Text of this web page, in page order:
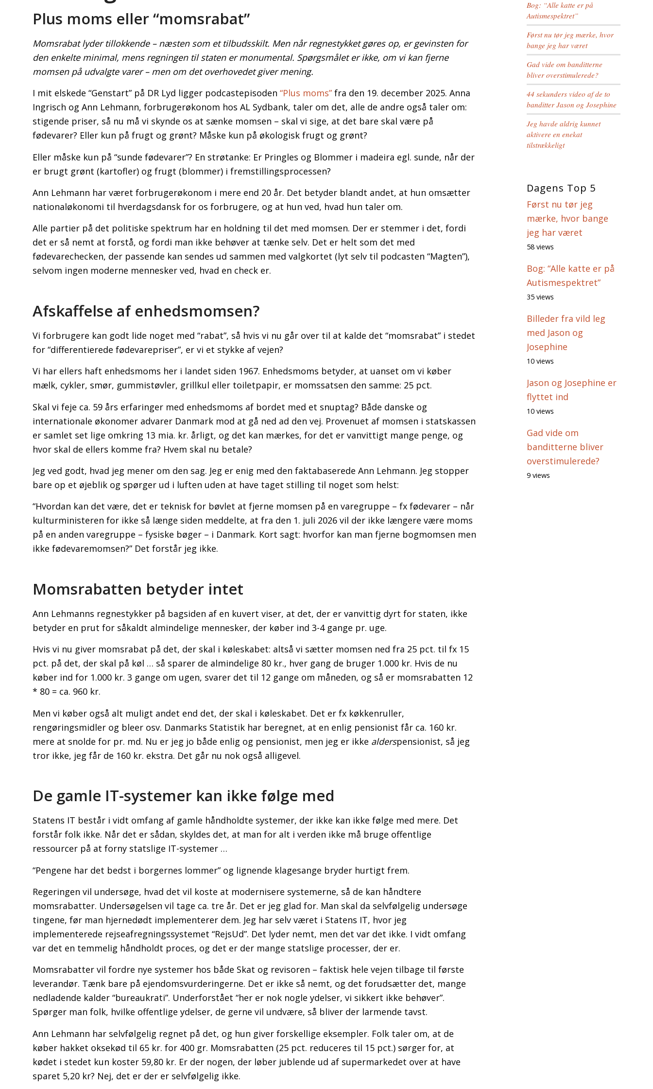
Plus moms eller “momsrabat”
Momsrabat lyder tillokkende – næsten som et tilbudsskilt. Men når regnestykket gøres op, er gevinsten for
den enkelte minimal, mens regningen til staten er monumental. Spørgsmålet er ikke, om vi kan fjerne
momsen på udvalgte varer – men om det overhovedet giver mening.
I mit elskede “Genstart” på DR Lyd ligger podcastepisoden “Plus moms” fra den 19. december 2025. Anna
Ingrisch og Ann Lehmann, forbrugerøkonom hos AL Sydbank, taler om det, alle de andre også taler om:
stigende priser, så nu må vi skynde os at sænke momsen – skal vi sige, at det bare skal være på
fødevarer? Eller kun på frugt og grønt? Måske kun på økologisk frugt og grønt?
Eller måske kun på “sunde fødevarer”? En strøtanke: Er Pringles og Blommer i madeira egl. sunde, når der
er brugt grønt (kartofler) og frugt (blommer) i fremstillingsprocessen?
Ann Lehmann har været forbrugerøkonom i mere end 20 år. Det betyder blandt andet, at hun omsætter
nationaløkonomi til hverdagsdansk for os forbrugere, og at hun ved, hvad hun taler om.
Alle partier på det politiske spektrum har en holdning til det med momsen. Der er stemmer i det, fordi
det er så nemt at forstå, og fordi man ikke behøver at tænke selv. Det er helt som det med
fødevarechecken, der passende kan sendes ud sammen med valgkortet (lyt selv til podcasten “Magten”),
selvom ingen moderne mennesker ved, hvad en check er.
Afskaffelse af enhedsmomsen?
Vi forbrugere kan godt lide noget med “rabat”, så hvis vi nu går over til at kalde det “momsrabat” i stedet
for “differentierede fødevarepriser”, er vi et stykke af vejen?
Vi har ellers haft enhedsmoms her i landet siden 1967. Enhedsmoms betyder, at uanset om vi køber
mælk, cykler, smør, gummistøvler, grillkul eller toiletpapir, er momssatsen den samme: 25 pct.
Skal vi feje ca. 59 års erfaringer med enhedsmoms af bordet med et snuptag? Både danske og
internationale økonomer advarer Danmark mod at gå ned ad den vej. Provenuet af momsen i statskassen
er samlet set lige omkring 13 mia. kr. årligt, og det kan mærkes, for det er vanvittigt mange penge, og
hvor skal de ellers komme fra? Hvem skal nu betale?
Jeg ved godt, hvad jeg mener om den sag. Jeg er enig med den faktabaserede Ann Lehmann. Jeg stopper
bare op et øjeblik og spørger ud i luften uden at have taget stilling til noget som helst:
“Hvordan kan det være, det er teknisk for bøvlet at fjerne momsen på en varegruppe – fx fødevarer – når
kulturministeren for ikke så længe siden meddelte, at fra den 1. juli 2026 vil der ikke længere være moms
på en anden varegruppe – fysiske bøger – i Danmark. Kort sagt: hvorfor kan man fjerne bogmomsen men
ikke fødevaremomsen?” Det forstår jeg ikke.
Momsrabatten betyder intet
Ann Lehmanns regnestykker på bagsiden af en kuvert viser, at det, der er vanvittig dyrt for staten, ikke
betyder en prut for såkaldt almindelige mennesker, der køber ind 3-4 gange pr. uge.
Hvis vi nu giver momsrabat på det, der skal i køleskabet: altså vi sætter momsen ned fra 25 pct. til fx 15
pct. på det, der skal på køl … så sparer de almindelige 80 kr., hver gang de bruger 1.000 kr. Hvis de nu
køber ind for 1.000 kr. 3 gange om ugen, svarer det til 12 gange om måneden, og så er momsrabatten 12
* 80 = ca. 960 kr.
Men vi køber også alt muligt andet end det, der skal i køleskabet. Det er fx køkkenruller,
rengøringsmidler og bleer osv. Danmarks Statistik har beregnet, at en enlig pensionist får ca. 160 kr.
mere at snolde for pr. md. Nu er jeg jo både enlig og pensionist, men jeg er ikke alderspensionist, så jeg
tror ikke, jeg får de 160 kr. ekstra. Det går nu nok også alligevel.
De gamle IT-systemer kan ikke følge med
Statens IT består i vidt omfang af gamle håndholdte systemer, der ikke kan ikke følge med mere. Det
forstår folk ikke. Når det er sådan, skyldes det, at man for alt i verden ikke må bruge offentlige
ressourcer på at forny statslige IT-systemer …
“Pengene har det bedst i borgernes lommer” og lignende klagesange bryder hurtigt frem.
Regeringen vil undersøge, hvad det vil koste at modernisere systemerne, så de kan håndtere
momsrabatter. Undersøgelsen vil tage ca. tre år. Det er jeg glad for. Man skal da selvfølgelig undersøge
tingene, før man hjernedødt implementerer dem. Jeg har selv været i Statens IT, hvor jeg
implementerede rejseafregningssystemet “RejsUd”. Det lyder nemt, men det var det ikke. I vidt omfang
var det en temmelig håndholdt proces, og det er der mange statslige processer, der er.
Momsrabatter vil fordre nye systemer hos både Skat og revisoren – faktisk hele vejen tilbage til første
leverandør. Tænk bare på ejendomsvurderingerne. Det er ikke så nemt, og det forudsætter det, mange
nedladende kalder “bureaukrati”. Underforstået “her er nok nogle ydelser, vi sikkert ikke behøver”.
Spørger man folk, hvilke offentlige ydelser, de gerne vil undvære, så bliver der larmende tavst.
Ann Lehmann har selvfølgelig regnet på det, og hun giver forskellige eksempler. Folk taler om, at de
køber hakket oksekød til 65 kr. for 400 gr. Momsrabatten (25 pct. reduceres til 15 pct.) sørger for, at
kødet i stedet kun koster 59,80 kr. Er der nogen, der løber jublende ud af supermarkedet over at have
sparet 5,20 kr? Nej, det er der er selvfølgelig ikke.
Bog: “Alle katte er på
Autismespektret”
Først nu tør jeg mærke, hvor
bange jeg har været
Gad vide om banditterne
bliver overstimulerede?
44 sekunders video af de to
banditter Jason og Josephine
Jeg havde aldrig kunnet
aktivere en enekat
tilstrækkeligt
Dagens Top 5
Først nu tør jeg
mærke, hvor bange
jeg har været
58 views
Bog: “Alle katte er på
Autismespektret”
35 views
Billeder fra vild leg
med Jason og
Josephine
10 views
Jason og Josephine er
flyttet ind
10 views
Gad vide om
banditterne bliver
overstimulerede?
9 views